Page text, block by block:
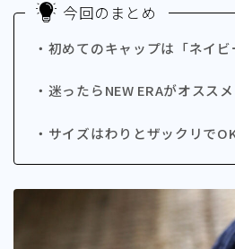
今回のまとめ
・初めてのキャップは「ネイ
・迷ったらNEW ERAがオススメ
・サイズはわりとザックリで